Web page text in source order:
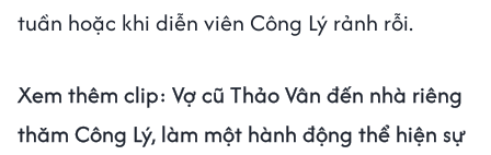
tuần hoặc khi diễn viên Công Lý rảnh rỗi.
Xem thêm clip: Vợ cũ Thảo Vân đến nhà riêng
thăm Công Lý, làm một hành động thể hiện sự